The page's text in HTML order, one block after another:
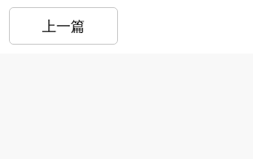
上一篇